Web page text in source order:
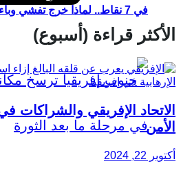
في 7 نقاط.. لماذا خرج تفشي وباء إيبولا عن السيطرة؟
الأكثر قراءة (أسبوع)
الاتحاد الإفريقي
الأمن
أكتوبر 22, 2024